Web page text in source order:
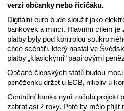
verzi občanky nebo řidičáku.
Digitální euro bude sloužit jako
bankovek a mincí. Hlavním cílem je
platby byly pod kontrolou
chce scénáři, který nastal ve
platby „klasickými“ papírovými
Občané členských států budou moci
peněženku držet u ECB, nikoliv u
Centrální banka nyní začala projekt
zabrat asi 2 roky. Poté by mělo přijít